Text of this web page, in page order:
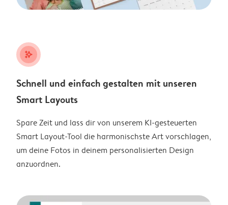
stars_plus
Schnell und einfach gestalten mit unseren
Smart Layouts
Spare Zeit und lass dir von unserem KI-gesteuerten
Smart Layout-Tool die harmonischste Art vorschlagen,
um deine Fotos in deinem personalisierten Design
anzuordnen.